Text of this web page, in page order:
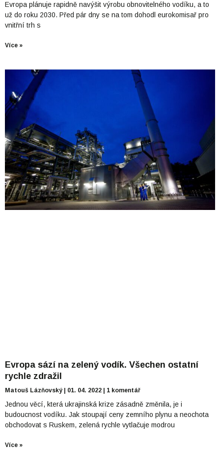
Evropa plánuje rapidně navýšit výrobu obnovitelného vodíku, a to
už do roku 2030. Před pár dny se na tom dohodl eurokomisař pro
vnitřní trh s
Více »
Evropa sází na zelený vodík. Všechen ostatní
rychle zdražil
Matouš Lázňovský 01. 04. 2022 1 komentář
Jednou věcí, která ukrajinská krize zásadně změnila, je i
budoucnost vodíku. Jak stoupají ceny zemního plynu a neochota
obchodovat s Ruskem, zelená rychle vytlačuje modrou
Více »